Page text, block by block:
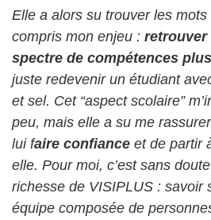
Elle a alors su trouver les
compris mon enjeu : retrouver
spectre de compétences
juste redevenir un étudiant
et sel. Cet “aspect scolaire”
peu, mais elle a su me
lui faire confiance et de partir
elle. Pour moi, c’est sans
richesse de VISIPLUS : savoir
équipe composée de